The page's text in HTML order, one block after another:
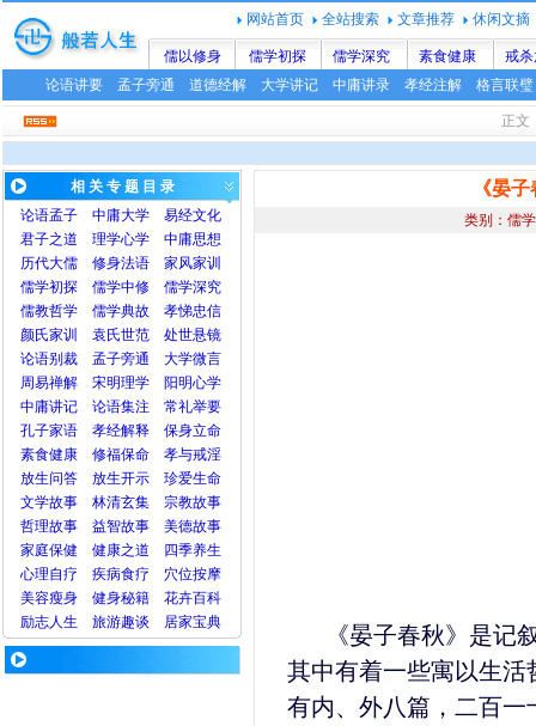
网站首页 全站搜索 文章推荐 休闲文摘
儒以修身 儒学初探 儒学深究 素食健康
戒
论语讲要
孟子旁通 道德经解 大学讲记 中庸讲录 孝经注解 格言联璧
正
相 关 专 题 目 录
论语孟子 中庸大学
易经文化
君子之道
理学心学
中庸思想
历代大儒
修身法语
家风家训
儒学初探
儒学中修
儒学深究
儒教哲学
儒学典故
孝悌忠信
颜氏家训
袁氏世范
处世悬镜
论语别裁
孟子旁通
大学微言
周易禅解
宋明理学
阳明心学
中庸讲记
论语集注
常礼举要
孔子家语
孝经解释
保身立命
素食健康
修福保命
孝与戒淫
放生问答
放生开示
珍爱生命
文学故事
林清玄集
宗教故事
哲理故事
益智故事
美德故事
家庭保健
健康之道
四季养生
心理自疗 疾病食疗 穴位按摩
美容瘦身 健身秘籍 花卉百科
励志人生
旅游趣谈 居家宝典
《晏
类别：儒
《晏子春秋》是记
其中有着一些寓以生
有内、外八篇，二百一